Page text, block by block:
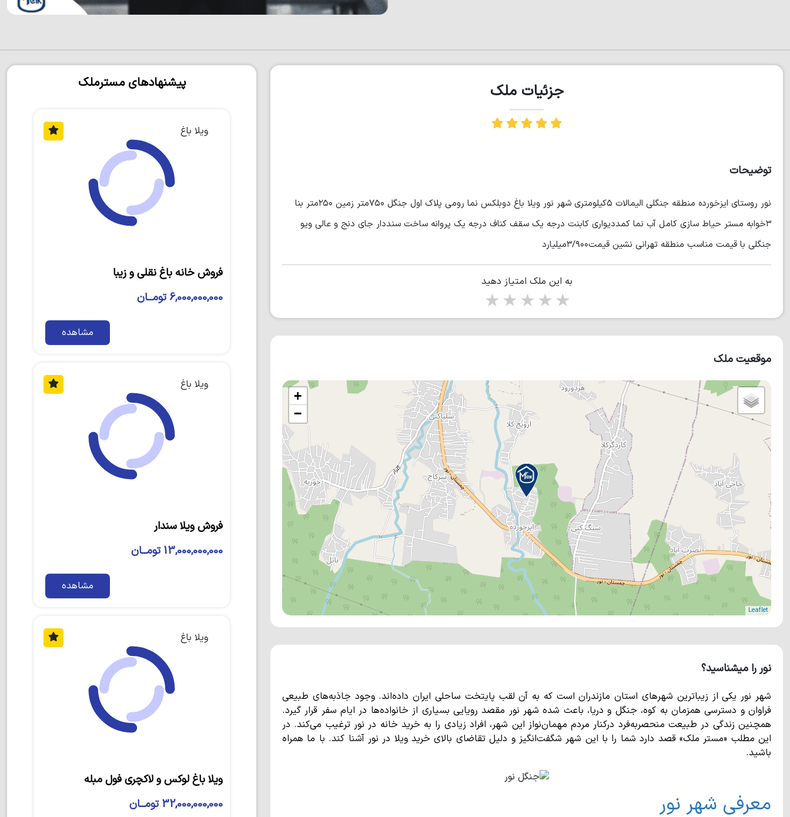
جزئیات ملک
توضیحات
نور روستای ایزخورده منطقه جنگلی الیمالات ۵کیلومتری شهر نور ویلا باغ دوبلکس نما رومی پلاک اول جنگل ۷۵۰متر زمین ۲۵۰متر بنا
۳خوابه مستر حیاط سازی کامل آب نما کمددیواری کابنت درجه یک سقف کناف درجه یک پروانه ساخت سنددار جای دنج و عالی ویو
جنگلی با قیمت مناسب منطقه تهرانی نشین قیمت۳/۹۰۰میلیارد
به این ملک امتیاز دهید
5 stars
4 stars
3 stars
2 stars
موقعیت ملک
+
−
Leaflet
نور را میشناسید؟
شهر نور یکی از زیباترین شهرهای استان مازندران است که به آن لقب پایتخت ساحلی ایران داده‌اند. وجود جاذبه‌های طبیعی
فراوان و دسترسی همزمان به کوه، جنگل و دریا، باعث شده شهر نور مقصد رویایی بسیاری از خانواده‌ها در ایام سفر قرار گیرد.
همچنین زندگی در طبیعت منحصربه‌فرد درکنار مردم مهمان‌نواز این شهر، افراد زیادی را به خرید خانه در نور ترغیب می‌کند. در
این مطلب «مستر ملک» قصد دارد شما را با این شهر شگفت‌انگیز و دلیل تقاضای بالای خرید ویلا در نور آشنا کند. با ما همراه
باشید.
معرفی شهر نور
پیشنهادهای مسترملک
ویلا باغ
فروش خانه باغ نقلی و زیبا
6,000,000,000 تومــان
مشاهده
ویلا باغ
فروش ویلا سندار
13,000,000,000 تومــان
مشاهده
ویلا باغ
ویلا باغ لوکس و لاکچری فول مبله
32,000,000,000 تومــان